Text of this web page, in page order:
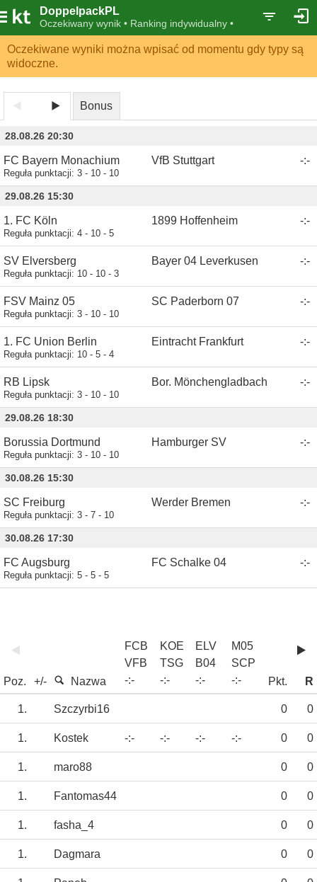
DoppelpackPL
Oczekiwany wynik • Ranking indywidualny •
Oczekiwane wyniki można wpisać od momentu gdy typy są
widoczne.
Bonus
28.08.26 20:30
FC Bayern Monachium
Reguła punktacji: 3 - 10 - 10
VfB Stuttgart -:-
29.08.26 15:30
1. FC Köln
Reguła punktacji: 4 - 10 - 5
1899 Hoffenheim -:-
SV Elversberg
Reguła punktacji: 10 - 10 - 3
Bayer 04 Leverkusen -:-
FSV Mainz 05
Reguła punktacji: 3 - 10 - 10
SC Paderborn 07 -:-
1. FC Union Berlin
Reguła punktacji: 10 - 5 - 4
Eintracht Frankfurt -:-
RB Lipsk
Reguła punktacji: 3 - 10 - 10
Bor. Mönchengladbach -:-
29.08.26 18:30
Borussia Dortmund
Reguła punktacji: 3 - 10 - 10
Hamburger SV -:-
30.08.26 15:30
SC Freiburg
Reguła punktacji: 3 - 7 - 10
Werder Bremen -:-
30.08.26 17:30
FC Augsburg
Reguła punktacji: 5 - 5 - 5
FC Schalke 04 -:-
Poz. +/- Nazwa
FCB
VFB
-:-
KOE
TSG
-:-
ELV
B04
-:-
M05
SCP
-:- Pkt. R
1. Szczyrbi16 0 0
1. Kostek -:- -:- -:- -:- 0 0
1. maro88 0 0
1. Fantomas44 0 0
1. fasha_4 0 0
1. Dagmara 0 0